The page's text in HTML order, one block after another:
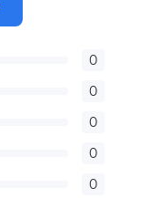
0
0
0
0
0